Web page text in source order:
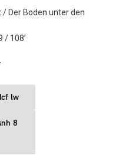
/ Der Boden unter den
/ 108’
lw
8